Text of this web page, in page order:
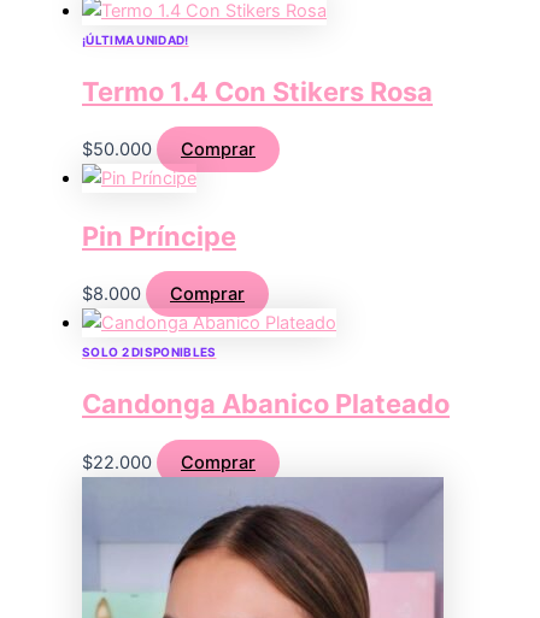
¡ÚLTIMA UNIDAD!
Termo 1.4 Con Stikers Rosa
$50.000 Comprar
Pin Príncipe
$8.000 Comprar
SOLO 2 DISPONIBLES
Candonga Abanico Plateado
$22.000 Comprar